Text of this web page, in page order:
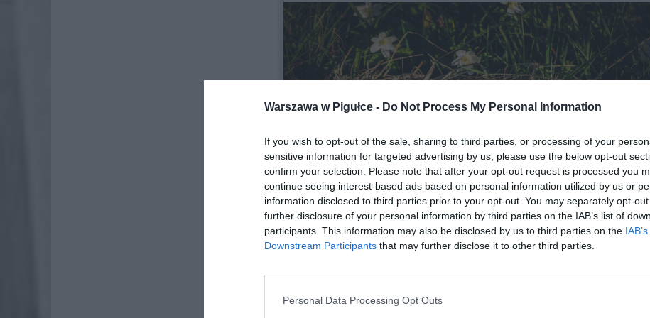
Warszawa w Pigułce - Do Not Process My Personal Information
If you wish to opt-out of the sale, sharing to third parties, or processing of your
sensitive information for targeted advertising by us, please use the below opt-out
confirm your selection. Please note that after your opt-out request is processed you
continue seeing interest-based ads based on personal information utilized by us or
information disclosed to third parties prior to your opt-out. You may separately opt-
further disclosure of your personal information by third parties on the IAB’s list of
participants. This information may also be disclosed by us to third parties on the
Downstream Participants that may further disclose it to other third parties.
Personal Data Processing Opt Outs
wielkanocnych jajek, warto jednak przyjrzeć się dokładnie ich etykietom. Jak